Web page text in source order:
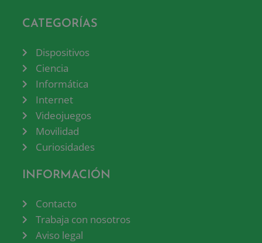
CATEGORÍAS
Dispositivos
Ciencia
Informática
Internet
Videojuegos
Movilidad
Curiosidades
INFORMACIÓN
Contacto
Trabaja con nosotros
Aviso legal